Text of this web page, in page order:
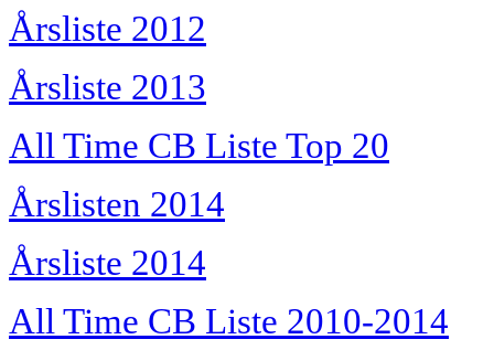
Årsliste 2012
Årsliste 2013
All Time CB Liste Top 20
Årslisten 2014
Årsliste 2014
All Time CB Liste 2010-2014